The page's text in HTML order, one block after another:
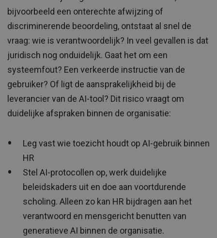
bijvoorbeeld een onterechte afwijzing of
discriminerende beoordeling, ontstaat al snel de
vraag: wie is verantwoordelijk? In veel gevallen is dat
juridisch nog onduidelijk. Gaat het om een
systeemfout? Een verkeerde instructie van de
gebruiker? Of ligt de aansprakelijkheid bij de
leverancier van de AI-tool? Dit risico vraagt om
duidelijke afspraken binnen de organisatie:
Leg vast wie toezicht houdt op AI-gebruik binnen
HR
Stel AI-protocollen op, werk duidelijke
beleidskaders uit en doe aan voortdurende
scholing. Alleen zo kan HR bijdragen aan het
verantwoord en mensgericht benutten van
generatieve AI binnen de organisatie.